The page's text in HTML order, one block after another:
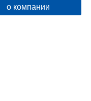
о компании